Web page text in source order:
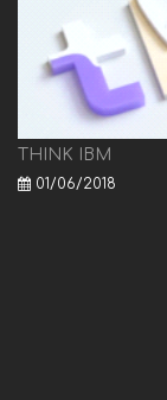
THINK IBM
01/06/2018